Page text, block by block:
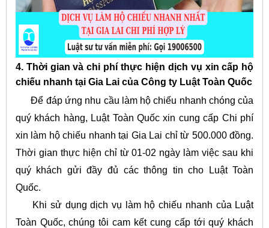
4. Thời gian và chi phí thực hiện dịch vụ xin cấp hộ
chiếu nhanh tại Gia Lai của Công ty Luật Toàn Quốc
Để đáp ứng nhu cầu làm hộ chiếu nhanh chóng của
quý khách hàng, Luật Toàn Quốc xin cung cấp Chi phí
xin làm hộ chiếu nhanh tại Gia Lai chỉ từ 500.000 đồng.
Thời gian thực hiện chỉ từ 01-02 ngày làm việc sau khi
quý khách gửi đầy đủ các thông tin cho Luật Toàn
Quốc.
Khi sử dụng dịch vụ làm hộ chiếu nhanh của Luật
Toàn Quốc, chúng tôi cam kết cung cấp tới quý khách